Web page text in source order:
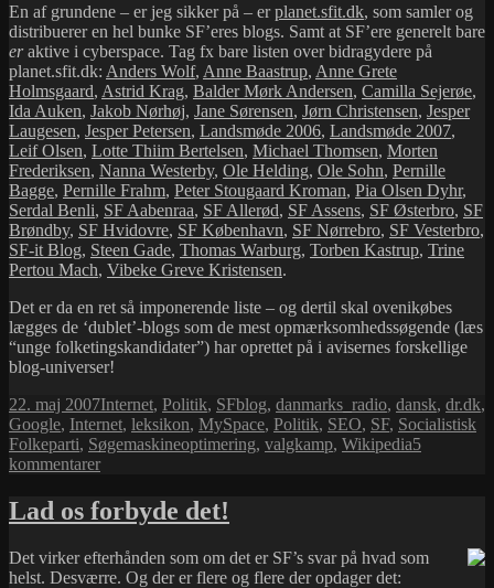
En af grundene – er jeg sikker på – erplanet.sfit.dk, som samler og
distribuerer en hel bunke SF’eres blogs. Samt at SF’ere generelt bare
eraktive i cyberspace. Tag fx bare listen over bidragydere på
planet.sfit.dk: Anders Wolf, Anne Baastrup, Anne Grete
Holmsgaard, Astrid Krag, Balder Mørk Andersen, Camilla Sejerøe,
Ida Auken, Jakob Nørhøj, Jane Sørensen, Jørn Christensen, Jesper
Laugesen, Jesper Petersen, Landsmøde 2006, Landsmøde 2007,
Leif Olsen, Lotte Thiim Bertelsen, Michael Thomsen, Morten
Frederiksen, Nanna Westerby, Ole Helding, Ole Sohn, Pernille
Bagge, Pernille Frahm, Peter Stougaard Kroman, Pia Olsen Dyhr,
Serdal Benli, SF Aabenraa, SF Allerød, SF Assens, SF Østerbro, SF
Brøndby, SF Hvidovre, SF København, SF Nørrebro, SF Vesterbro,
SF-it Blog, Steen Gade, Thomas Warburg, Torben Kastrup, Trine
Pertou Mach, Vibeke Greve Kristensen.
Det er da en ret så imponerende liste – og dertil skal ovenikøbes
lægges de ‘dublet’-blogs som de mest opmærksomhedssøgende (læs
“unge folketingskandidater”) har oprettet på i avisernes forskellige
blog-universer!
Udgivet
i
22. maj 2007Kategorier
Internet, Politik, SFTags
blog, danmarks_radio, dansk, dr.dk,
Google, Internet, leksikon, MySpace, Politik, SEO, SF, Socialistisk
Folkeparti, Søgemaskineoptimering, valgkamp, Wikipedia5
kommentarertil
–
størst
nettet
Lad os forbyde det!
Det virker efterhånden som om det er SF’s svar på hvad som
helst. Desværre. Og der er flere og flere der opdager det: